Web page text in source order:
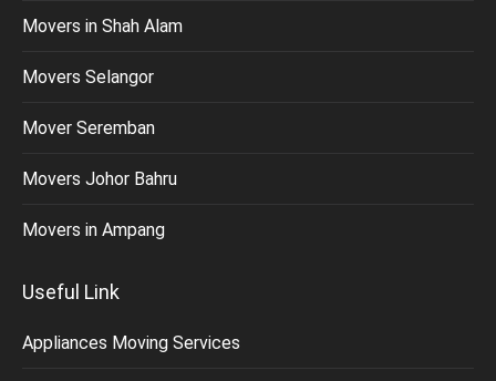
Movers in Shah Alam
Movers Selangor
Mover Seremban
Movers Johor Bahru
Movers in Ampang
Useful Link
Appliances Moving Services